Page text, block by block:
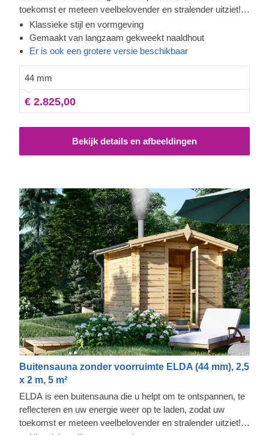
toekomst er meteen veelbelovender en stralender uitziet!
Deze zorgvuldig vormgegeven sauna met een prachtig
puntdak is zowel gezellig als comfortabel, met 2 rijen
banken om uit te kiezen. Het compacte en praktische
tegelijkertijd ruimte overlaat om te tuinieren, een
loungeruimte te creëren en al het andere dat u nog van
plan bent.
Klassieke stijl en vormgeving
Gemaakt van langzaam gekweekt naaldhout
Er is ook een grotere versie beschikbaar
44 mm
€ 2.825,00
Bekijk details en afbeeldingen
Buitensauna zonder voorruimte ELDA (44 mm), 2,5
x 2 m, 5 m²
ELDA is een buitensauna die u helpt om te ontspannen, te
reflecteren en uw energie weer op te laden, zodat uw
toekomst er meteen veelbelovender en stralender uitziet!